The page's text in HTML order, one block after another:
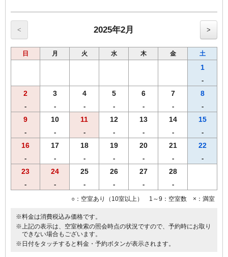
< 2025年2月 >
日 月 火 水 木 金 土
1
-
2
-
3
-
4
-
5
-
6
-
7
-
8
-
9
-
10
-
11
-
12
-
13
-
14
-
15
-
16
-
17
-
18
-
19
-
20
-
21
-
22
-
23
-
24
-
25
-
26
-
27
-
28
-
○：空室あり（10室以上） 1～9：空室数 ×：満室
※料金は消費税込み価格です。
※上記の表示は、空室検索の照会時点の状況ですので、予約時にお取り
できない場合もございます。
※日付をタッチすると料金・予約ボタンが表示されます。